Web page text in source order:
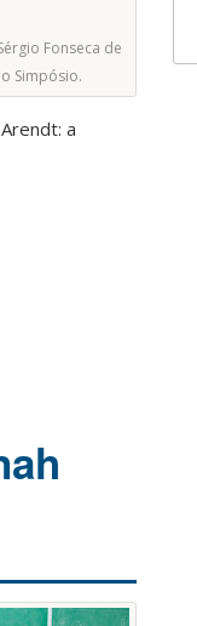
Fonseca de
Simpósio.
a